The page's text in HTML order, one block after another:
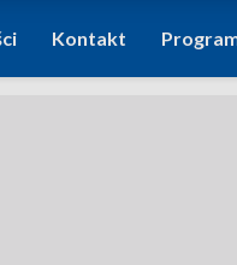
Kontakt